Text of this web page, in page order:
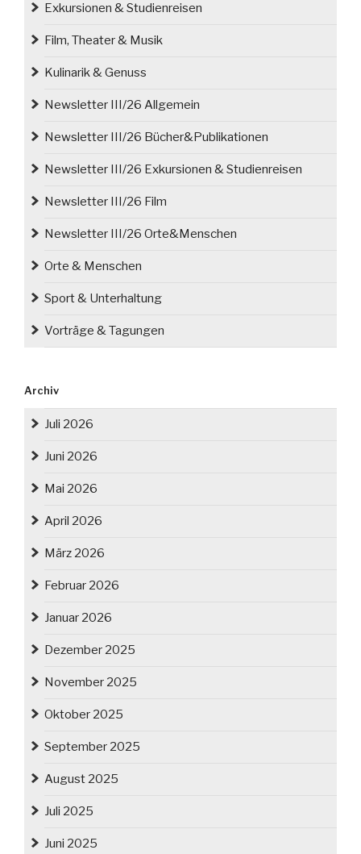
Exkursionen & Studienreisen
Film, Theater & Musik
Kulinarik & Genuss
Newsletter III/26 Allgemein
Newsletter III/26 Bücher&Publikationen
Newsletter III/26 Exkursionen & Studienreisen
Newsletter III/26 Film
Newsletter III/26 Orte&Menschen
Orte & Menschen
Sport & Unterhaltung
Vorträge & Tagungen
Archiv
Juli 2026
Juni 2026
Mai 2026
April 2026
März 2026
Februar 2026
Januar 2026
Dezember 2025
November 2025
Oktober 2025
September 2025
August 2025
Juli 2025
Juni 2025